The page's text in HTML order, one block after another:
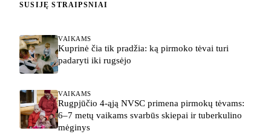
SUSIJĘ STRAIPSNIAI
VAIKAMS
Kuprinė čia tik pradžia: ką pirmoko tėvai turi
padaryti iki rugsėjo
VAIKAMS
Rugpjūčio 4-ąją NVSC primena pirmokų tėvams:
6–7 metų vaikams svarbūs skiepai ir tuberkulino
mėginys